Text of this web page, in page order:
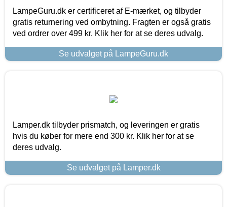
LampeGuru.dk er certificeret af E-mærket, og tilbyder
gratis returnering ved ombytning. Fragten er også gratis
ved ordrer over 499 kr. Klik her for at se deres udvalg.
Se udvalget på LampeGuru.dk
Lamper.dk tilbyder prismatch, og leveringen er gratis
hvis du køber for mere end 300 kr. Klik her for at se
deres udvalg.
Se udvalget på Lamper.dk